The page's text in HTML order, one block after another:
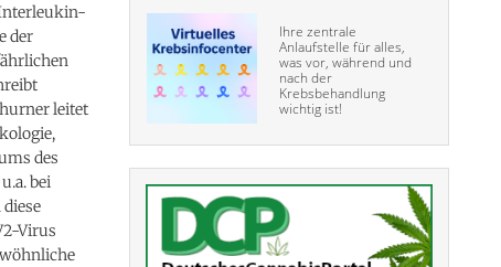
der
leitet
des
bei
Virus
Ihre zentrale
Anlaufstelle für alles,
was vor, während und
nach der
Krebsbehandlung
wichtig ist!